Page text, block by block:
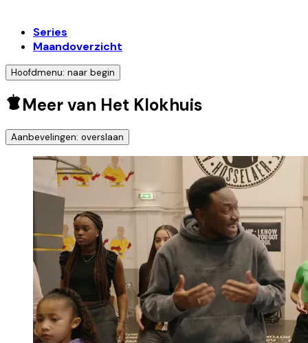
Series
Maandoverzicht
Hoofdmenu: naar begin
Meer van Het Klokhuis
Aanbevelingen: overslaan